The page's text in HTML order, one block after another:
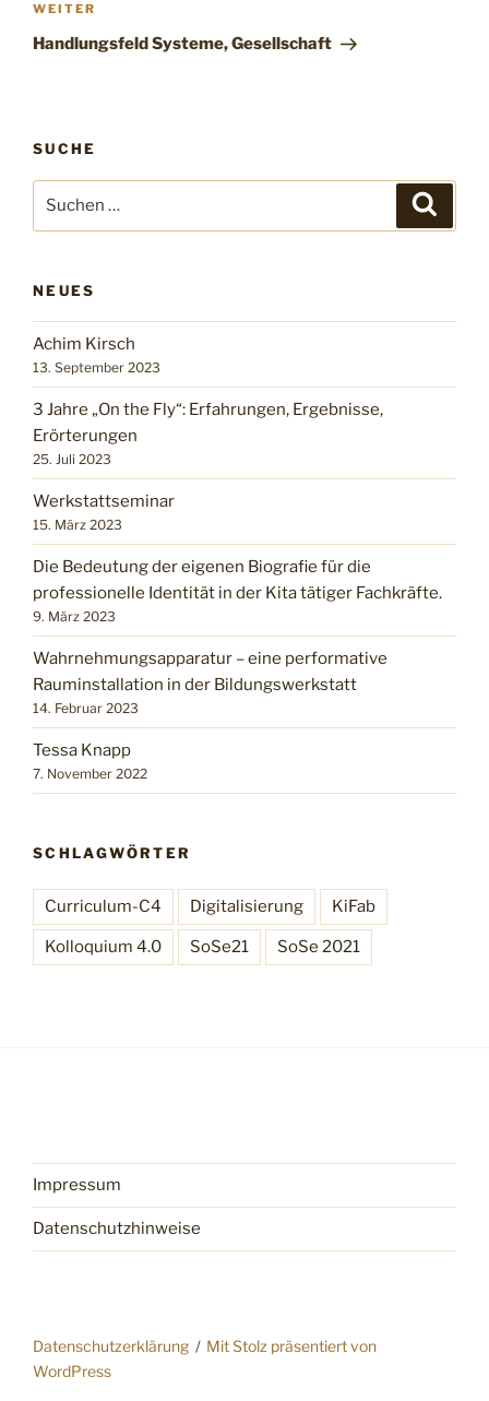
WEITER
Handlungsfeld Systeme, Gesellschaft
SUCHE
NEUES
Achim Kirsch
13. September 2023
3 Jahre „On the Fly“: Erfahrungen, Ergebnisse,
Erörterungen
25. Juli 2023
Werkstattseminar
15. März 2023
Die Bedeutung der eigenen Biografie für die
professionelle Identität in der Kita tätiger Fachkräfte.
9. März 2023
Wahrnehmungsapparatur – eine performative
Rauminstallation in der Bildungswerkstatt
14. Februar 2023
Tessa Knapp
7. November 2022
SCHLAGWÖRTER
Curriculum-C4 Digitalisierung KiFab
Kolloquium 4.0 SoSe21 SoSe 2021
Impressum
Datenschutzhinweise
Datenschutzerklärung
Mit Stolz präsentiert von
WordPress